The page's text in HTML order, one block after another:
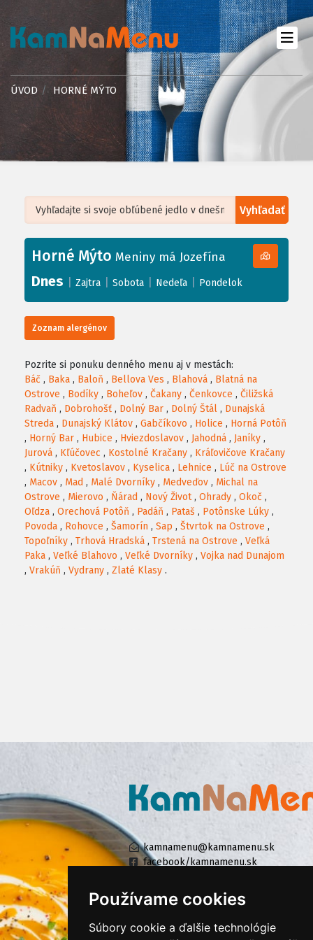
Používame cookies
Súbory cookie a ďalšie technológie
ÚVOD HORNÉ MÝTO
Vyhľadať
+
−
Leaflet| ©OpenStreetMap, Tiles courtesy ofHumanitarian OpenStreetMap
Horné Mýto Meniny má Jozefína
Dnes Zajtra Sobota Nedeľa Pondelok
Zoznam alergénov
Pozrite si ponuku denného menu aj v mestách:
Báč , Baka , Baloň , Bellova Ves , Blahová , Blatná na
Ostrove , Bodíky , Boheľov , Čakany , Čenkovce , Čiližská
Radvaň , Dobrohošť , Dolný Bar , Dolný Štál , Dunajská
Streda , Dunajský Klátov , Gabčíkovo , Holice , Horná Potôň
, Horný Bar , Hubice , Hviezdoslavov , Jahodná , Janíky ,
Jurová , Kľúčovec , Kostolné Kračany , Kráľovičove Kračany
, Kútniky , Kvetoslavov , Kyselica , Lehnice , Lúč na Ostrove
, Macov , Mad , Malé Dvorníky , Medveďov , Michal na
Ostrove , Mierovo , Ňárad , Nový Život, Ohrady , Okoč ,
Oľdza , Orechová Potôň , Padáň , Pataš , Potônske Lúky ,
Povoda , Rohovce , Šamorín , Sap , Štvrtok na Ostrove ,
Topoľníky , Trhová Hradská , Trstená na Ostrove , Veľká
Paka , Veľké Blahovo , Veľké Dvorníky , Vojka nad Dunajom
, Vrakúň , Vydrany , Zlaté Klasy .
kamnamenu@kamnamenu.sk
facebook/kamnamenu.sk
KONTAKTUJTE NÁS